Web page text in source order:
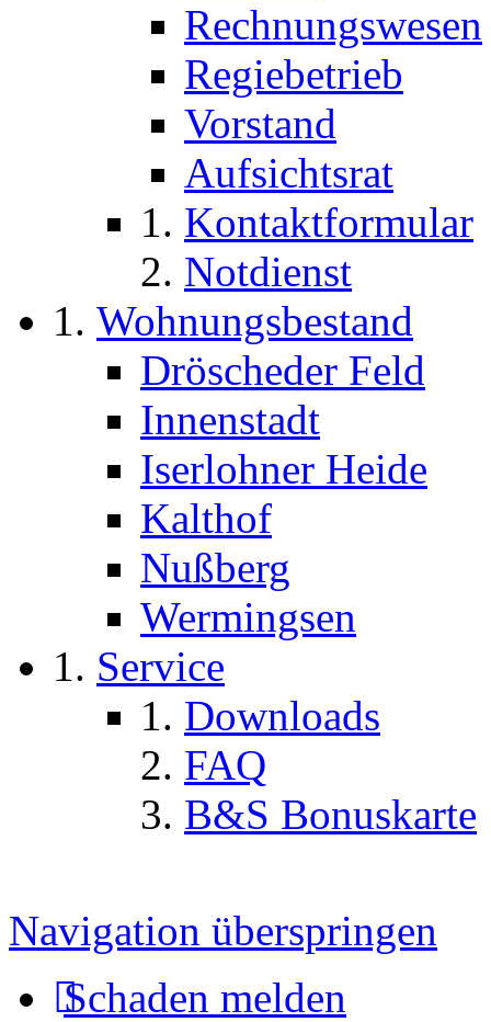
Rechnungswesen
Regiebetrieb
Vorstand
Aufsichtsrat
Kontaktformular
Notdienst
Wohnungsbestand
Dröscheder Feld
Innenstadt
Iserlohner Heide
Kalthof
Nußberg
Wermingsen
Service
Downloads
FAQ
B&S Bonuskarte
Navigation überspringen
Schaden melden